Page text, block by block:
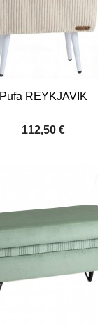
Pufa REYKJAVIK
112,50 €
 Quick view